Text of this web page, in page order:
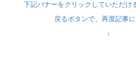
下記バナーをクリックしていただけ
戻るボタンで、再度記事
↓